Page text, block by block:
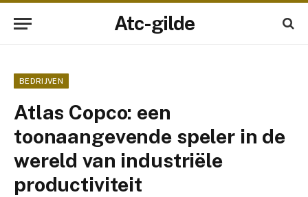
Atc-gilde
BEDRIJVEN
Atlas Copco: een
toonaangevende speler in de
wereld van industriële
productiviteit